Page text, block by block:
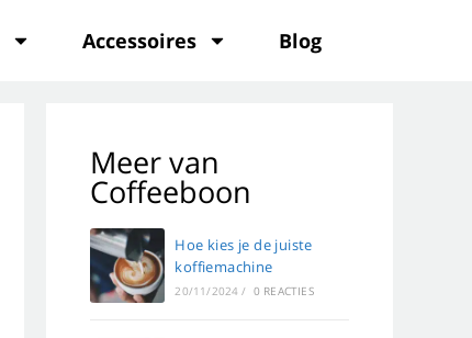
Accessoires Blog
Meer van
Coffeeboon
Hoe kies je de juiste
koffiemachine
20/11/2024 / 0 REACTIES